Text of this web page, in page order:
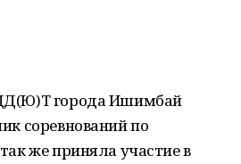
города Ишимбай
соревнований по
же приняла участие в